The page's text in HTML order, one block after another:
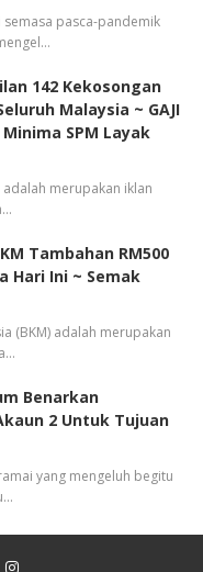
pasca-pandemik
142 Kekosongan
Malaysia ~ GAJI
Minima SPM Layak
merupakan iklan
Tambahan RM500
Hari Ini ~ Semak
(BKM) adalah merupakan
Benarkan
2 Untuk Tujuan
yang mengeluh begitu